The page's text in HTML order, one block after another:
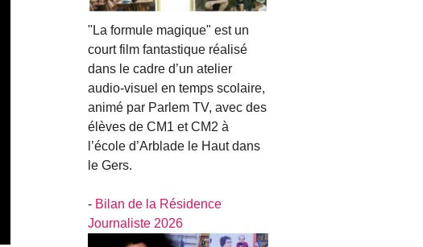
"La formule magique" est un
court film fantastique réalisé
dans le cadre d’un atelier
audio-visuel en temps scolaire,
animé par Parlem TV, avec des
élèves de CM1 et CM2 à
l’école d’Arblade le Haut dans
le Gers.
- Bilan de la Résidence
Journaliste 2026